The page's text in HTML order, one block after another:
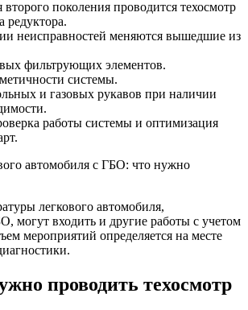
второго поколения проводится техосмотр
редуктора.
неисправностей меняются вышедшие из
фильтрующих элементов.
системы.
и газовых рукавов при наличии
работы системы и оптимизация
легкового автомобиля,
могут входить и другие работы с учетом
мероприятий определяется на месте
проводить техосмотр